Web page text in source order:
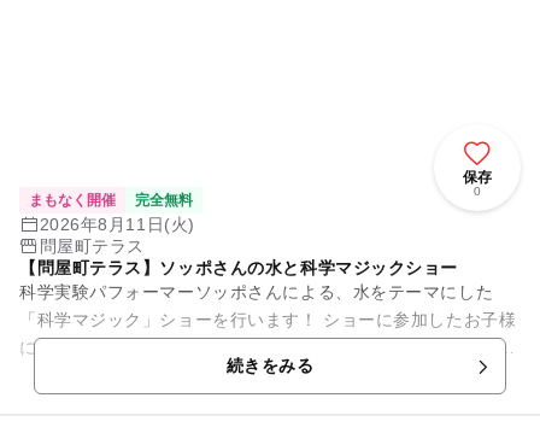
保存
0
まもなく開催 完全無料
2026年8月11日(火)
問屋町テラス
【問屋町テラス】ソッポさんの水と科学マジックショー
科学実験パフォーマーソッポさんによる、水をテーマにした
「科学マジック」ショーを行います！ ショーに参加したお子様
には実験セットをプレゼント！（100組様） 【開催日】 202
続きをみる